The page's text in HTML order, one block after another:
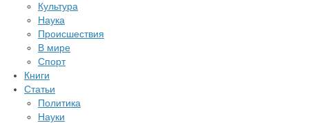
Культура
Наука
Происшествия
В мире
Спорт
Книги
Статьи
Политика
Науки